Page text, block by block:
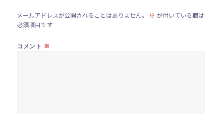
メールアドレスが公開されることはありません。 ※ が付いている欄は
必須項目です
コメント ※